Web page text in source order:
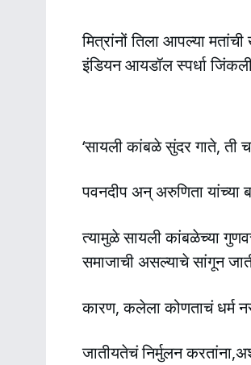
मित्रांनों तिला आपल्या
इंडियन आयडॉल स्पर्धा
‘सायली कांबळे सुंदर गाते, ती
पवनदीप अन् अरुणिता यांच्या
त्यामुळे सायली कांबळेच्या
समाजाची असल्याचे सांगून
कारण, कलेला कोणताचं धर्म
जातीयतेचं निर्मुलन